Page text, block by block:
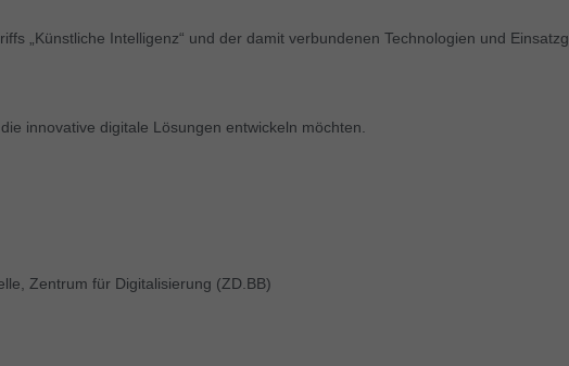
„Künstliche Intelligenz“ und der damit verbundenen Technologien und
innovative digitale Lösungen entwickeln möchten.
Zentrum für Digitalisierung (ZD.BB)